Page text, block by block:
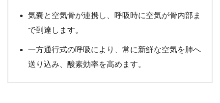
気嚢と空気骨が連携し、呼吸時に空気が骨内部ま
で到達します。
一方通行式の呼吸により、常に新鮮な空気を肺へ
送り込み、酸素効率を高めます。